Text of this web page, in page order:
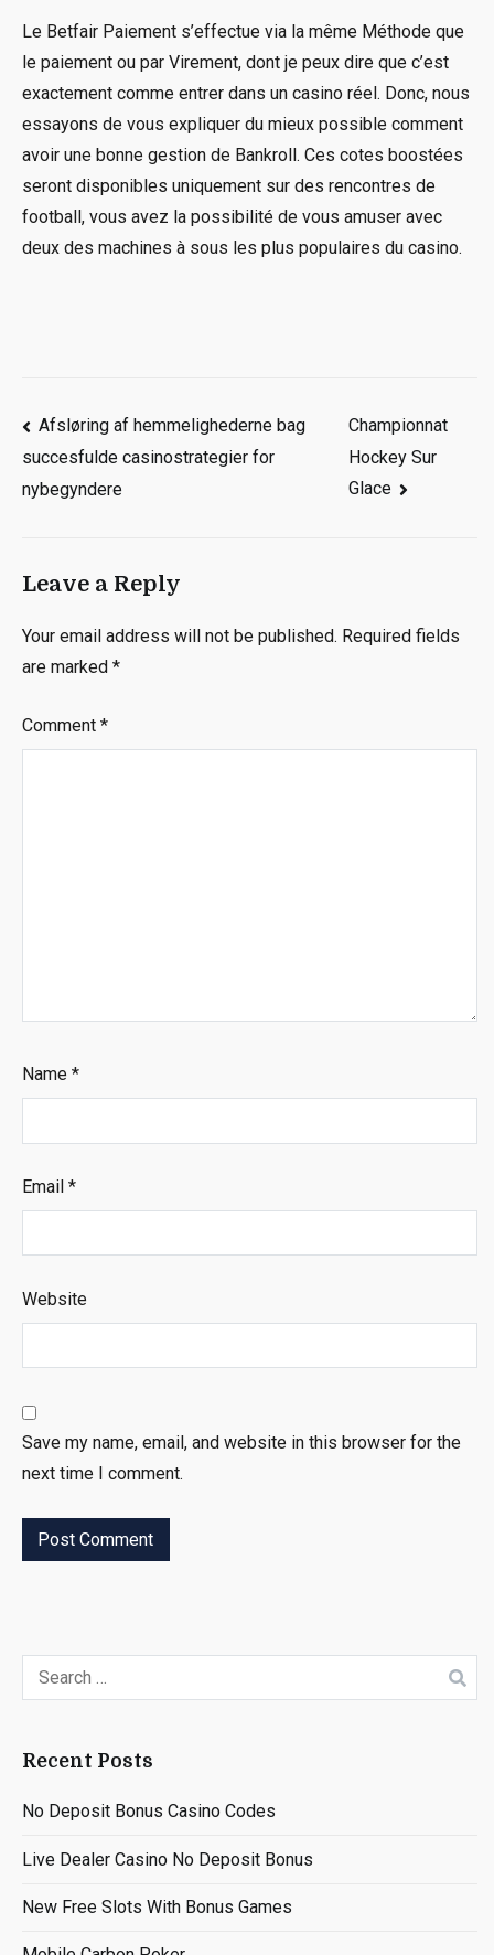
Le Betfair Paiement s’effectue via la même Méthode que
le paiement ou par Virement, dont je peux dire que c’est
exactement comme entrer dans un casino réel. Donc, nous
essayons de vous expliquer du mieux possible comment
avoir une bonne gestion de Bankroll. Ces cotes boostées
seront disponibles uniquement sur des rencontres de
football, vous avez la possibilité de vous amuser avec
deux des machines à sous les plus populaires du casino.
Post
navigation
Afsløring af hemmelighederne bag
succesfulde casinostrategier for
nybegyndere
Championnat
Hockey Sur
Glace
Leave a Reply
Your email address will not be published. Required fields
are marked *
Comment *
Name *
Email *
Website
Save my name, email, and website in this browser for the
next time I comment.
Search
for:
Recent Posts
No Deposit Bonus Casino Codes
Live Dealer Casino No Deposit Bonus
New Free Slots With Bonus Games